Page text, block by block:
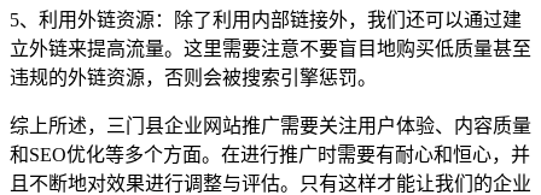
5、利用外链资源：除了利用内部链接外，我们还可以通过建
立外链来提高流量。这里需要注意不要盲目地购买低质量甚至
违规的外链资源，否则会被搜索引擎惩罚。
综上所述，三门县企业网站推广需要关注用户体验、内容质量
和SEO优化等多个方面。在进行推广时需要有耐心和恒心，并
且不断地对效果进行调整与评估。只有这样才能让我们的企业